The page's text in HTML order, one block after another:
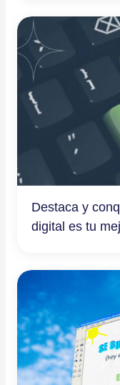
Destaca y
digital es tu